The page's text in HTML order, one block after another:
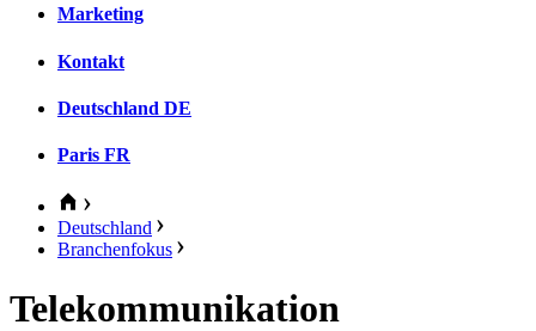
Marketing
Kontakt
Deutschland DE
Paris FR
Deutschland
Branchenfokus
Telekommunikation